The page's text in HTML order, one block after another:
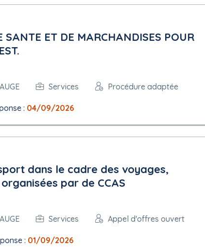
ET DE MARCHANDISES POUR
Services Procédure adaptée
: 04/09/2026
dans le cadre des voyages,
par de CCAS
Services Appel d'offres ouvert
: 01/09/2026